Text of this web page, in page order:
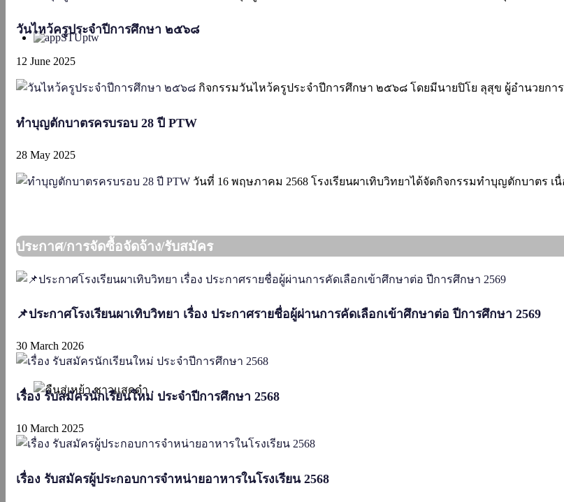
วันไหว้ครูประจำปีการศึกษา ๒๕๖๘
12 June 2025
กิจกรรมวันไหว้ครูประจำปีการศึกษา ๒๕๖๘ โดยมีนายปิโย ลุสุข ผู้อำนวยกา
ทำบุญตักบาตรครบรอบ 28 ปี PTW
28 May 2025
วันที่ 16 พฤษภาคม 2568 โรงเรียนผาเทิบวิทยาได้จัดกิจกรรมทำบุญตักบาตร เ
ประกาศ/การจัดซื้อจัดจ้าง/รับสมัคร
📌ประกาศโรงเรียนผาเทิบวิทยา เรื่อง ประกาศรายชื่อผู้ผ่านการคัดเลือกเข้าศึกษาต่อ ปีการศึกษา 2569
30 March 2026
เรื่อง รับสมัครนักเรียนใหม่ ประจำปีการศึกษา 2568
10 March 2025
เรื่อง รับสมัครผู้ประกอบการจำหน่ายอาหารในโรงเรียน 2568